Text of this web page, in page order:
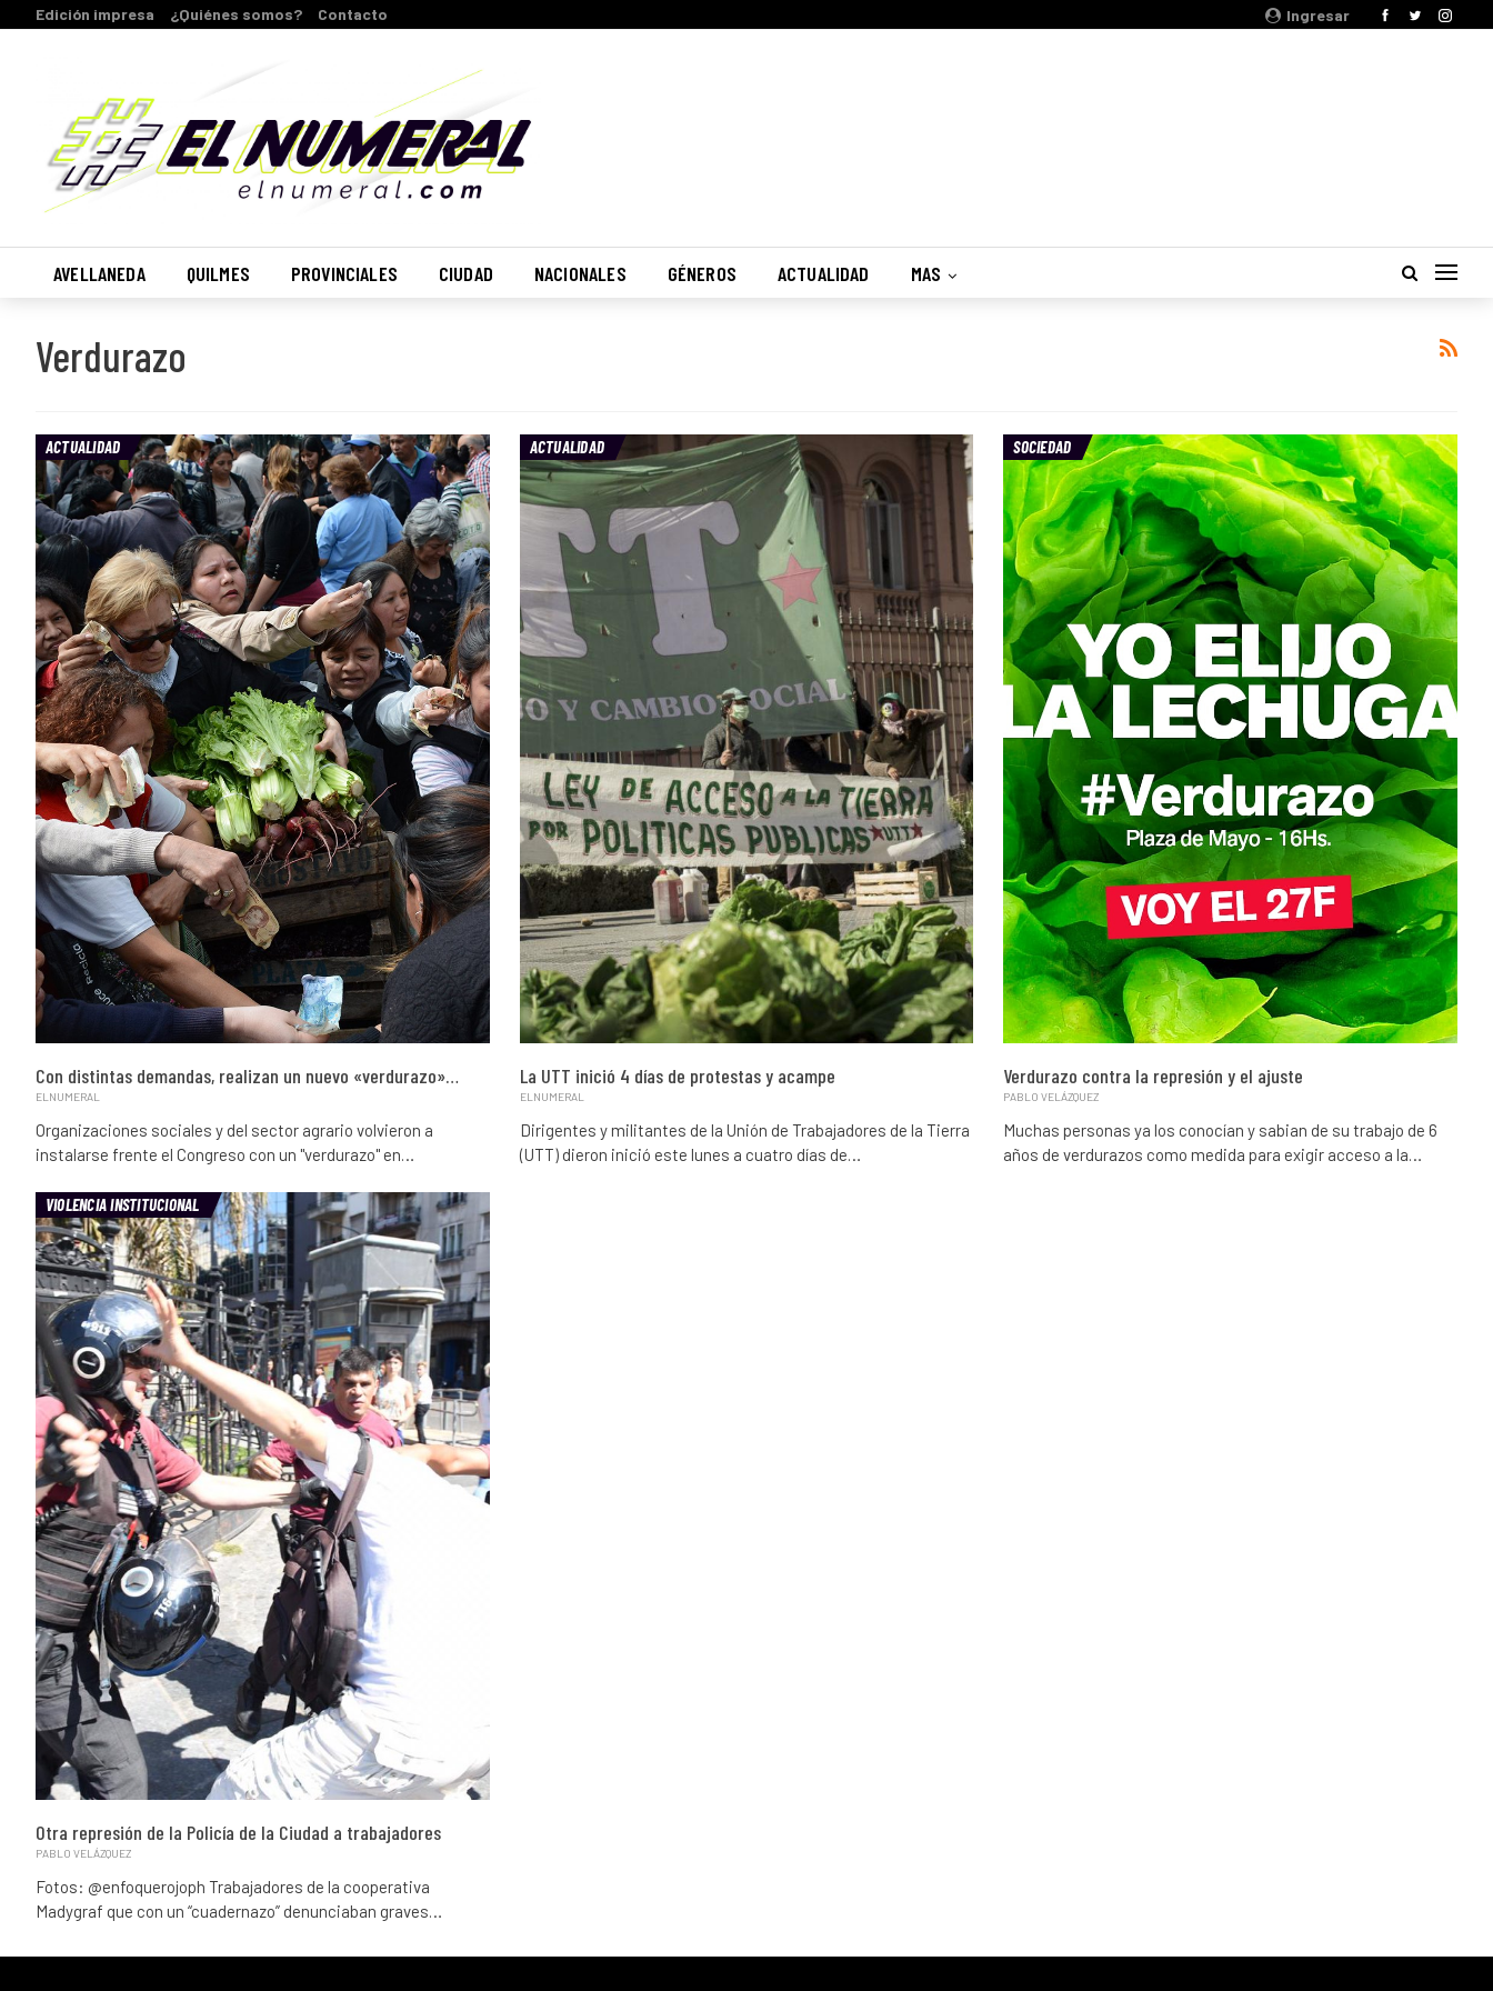
Ingresar
Edición impresa ¿Quiénes somos? Contacto
AVELLANEDA QUILMES PROVINCIALES CIUDAD NACIONALES GÉNEROS ACTUALIDAD MAS
Verdurazo
ACTUALIDAD
Con distintas demandas, realizan un nuevo «verdurazo»…
ELNUMERAL
Organizaciones sociales y del sector agrario volvieron a
instalarse frente el Congreso con un "verdurazo" en…
ACTUALIDAD
La UTT inició 4 días de protestas y acampe
ELNUMERAL
Dirigentes y militantes de la Unión de Trabajadores de la Tierra
(UTT) dieron inició este lunes a cuatro días de…
SOCIEDAD
Verdurazo contra la represión y el ajuste
PABLO VELÁZQUEZ
Muchas personas ya los conocían y sabian de su trabajo de 6
años de verdurazos como medida para exigir acceso a la…
VIOLENCIA INSTITUCIONAL
Otra represión de la Policía de la Ciudad a trabajadores
PABLO VELÁZQUEZ
Fotos: @enfoquerojoph Trabajadores de la cooperativa
Madygraf que con un “cuadernazo” denunciaban graves…